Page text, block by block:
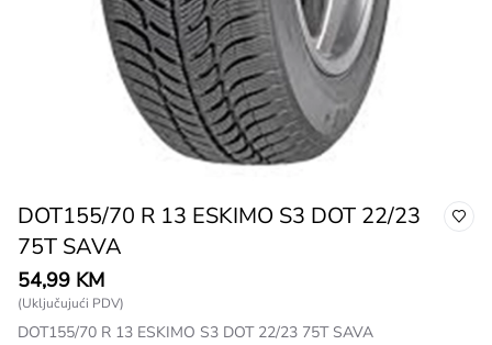
DOT155/70 R 13 ESKIMO S3 DOT 22/23
75T SAVA
54,99 KM
(Uključujući PDV)
DOT155/70 R 13 ESKIMO S3 DOT 22/23 75T SAVA